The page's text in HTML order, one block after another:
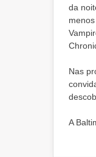
da
Nas
A